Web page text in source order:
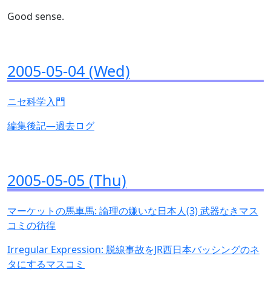
Good sense.
2005-05-04 (Wed)
ニセ科学入門
編集後記—過去ログ
2005-05-05 (Thu)
マーケットの馬車馬: 論理の嫌いな日本人(3) 武器なきマス
コミの彷徨
Irregular Expression: 脱線事故をJR西日本バッシングのネ
タにするマスコミ